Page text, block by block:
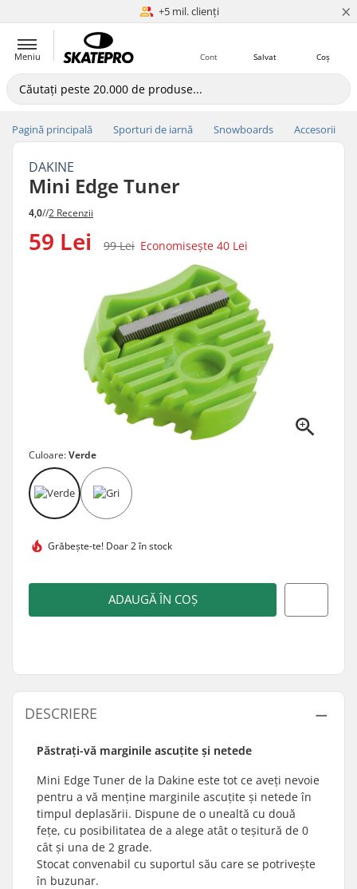
Potrivire de preț
+5 mil. clienți ×
Meniu Coș
Salvat
Cont
Pagină principală Sporturi de iarnă Snowboards Accesorii
DAKINE
Mini Edge Tuner
4,0//2 Recenzii
59 Lei 99 Lei Economisește 40 Lei
Culoare:Verde
Grăbește-te! Doar 2 în stock
ADAUGĂ ÎN COȘ
DESCRIERE
Păstrați-vă marginile ascuțite și netede
Mini Edge Tuner de la Dakine este tot ce aveți nevoie
pentru a vă menține marginile ascuțite și netede în
timpul deplasării. Dispune de o unealtă cu două
fețe, cu posibilitatea de a alege atât o teșitură de 0
cât și una de 2 grade.
Stocat convenabil cu suportul său care se potrivește
în buzunar.